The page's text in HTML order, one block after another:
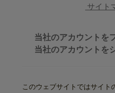
サイト
当社のアカウントを
当社のアカウントを
このウェブサイトではサイト